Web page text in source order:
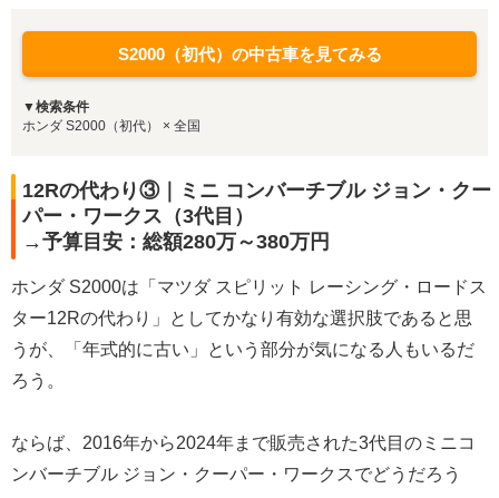
S2000（初代）の中古車を見てみる
▼検索条件
ホンダ S2000（初代） × 全国
12Rの代わり③｜ミニ コンバーチブル ジョン・クー
パー・ワークス（3代目）
→予算目安：総額280万～380万円
ホンダ S2000は「マツダ スピリット レーシング・ロードス
ター12Rの代わり」としてかなり有効な選択肢であると思
うが、「年式的に古い」という部分が気になる人もいるだ
ろう。
ならば、2016年から2024年まで販売された3代目のミニコ
ンバーチブル ジョン・クーパー・ワークスでどうだろう